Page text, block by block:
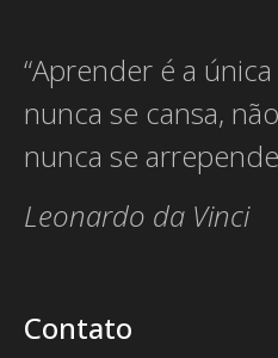
“Aprender é a
nunca se cansa,
nunca se
Leonardo da Vinci
Contato